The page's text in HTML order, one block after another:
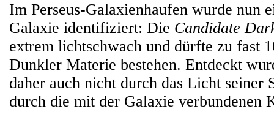
Im Perseus-Galaxienhaufen wurde nun
Galaxie identifiziert: Die Candidate
extrem lichtschwach und dürfte zu fast
Dunkler Materie bestehen. Entdeckt
daher auch nicht durch das Licht seiner
durch die mit der Galaxie verbundenen